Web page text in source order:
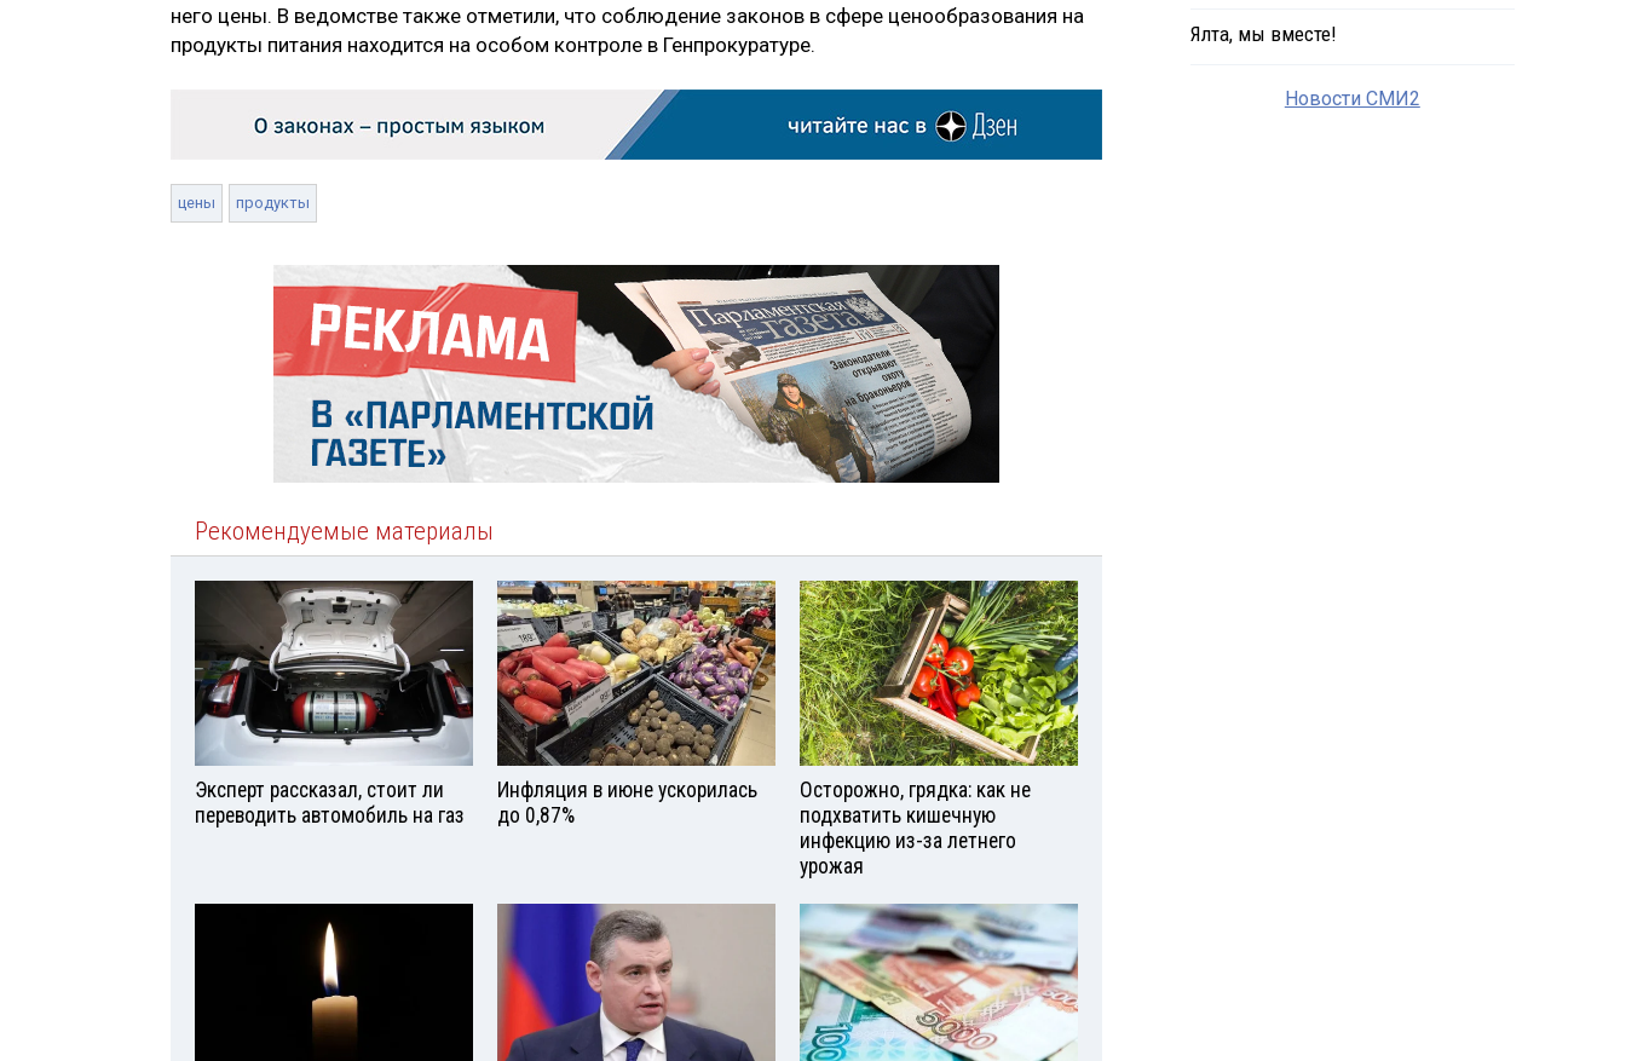
него цены. В ведомстве также отметили, что соблюдение законов в сфере ценообразования на
продукты питания находится на особом контроле в Генпрокуратуре.
цены продукты
Рекомендуемые материалы
Эксперт рассказал, стоит ли
переводить автомобиль на газ
Инфляция в июне ускорилась
до 0,87%
Осторожно, грядка: как не
подхватить кишечную
инфекцию из-за летнего
урожая
Ялта, мы вместе!
Новости СМИ2